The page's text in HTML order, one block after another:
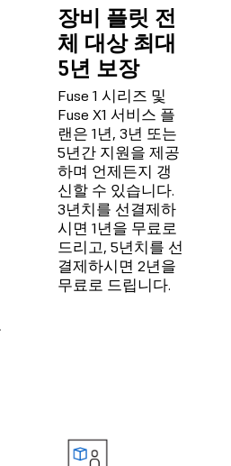
장비 플릿 전
체 대상 최대
5년 보장
Fuse 1 시리즈 및
Fuse X1 서비스 플
랜은 1년, 3년 또는
5년간 지원을 제공
하며 언제든지 갱
신할 수 있습니다.
3년치를 선결제하
시면 1년을 무료로
드리고, 5년치를 선
결제하시면 2년을
무료로 드립니다.